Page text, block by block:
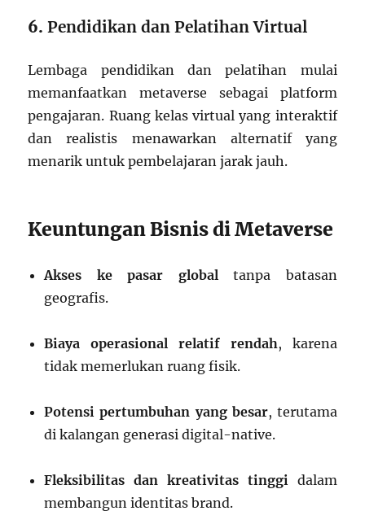
6.Pendidikan dan Pelatihan Virtual
Lembaga pendidikan dan pelatihan mulai
memanfaatkan metaverse sebagai platform
pengajaran. Ruang kelas virtual yang interaktif
dan realistis menawarkan alternatif yang
menarik untuk pembelajaran jarak jauh.
Keuntungan Bisnis di Metaverse
Akses ke pasar globaltanpa batasan
geografis.
Biaya operasional relatif rendah, karena
tidak memerlukan ruang fisik.
Potensi pertumbuhan yang besar, terutama
di kalangan generasi digital-native.
Fleksibilitas dan kreativitas tinggidalam
membangun identitas brand.